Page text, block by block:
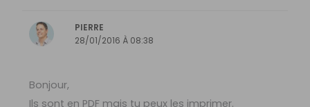
PIERRE
28/01/2016 À 08:38
Bonjour,
Ils sont en PDF mais tu peux les imprimer.